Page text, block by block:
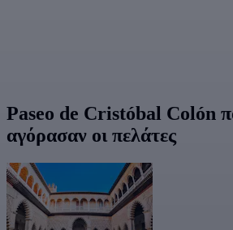
Paseo de Cristóbal Colón
αγόρασαν οι πελάτες